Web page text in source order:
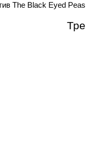
The Black Eyed